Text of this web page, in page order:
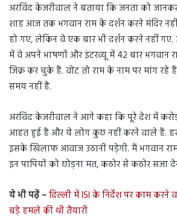
अरविंद केजरीवाल ने बताया कि जनता को
शाह आज तक भगवान राम के दर्शन करने मंदिर
हो गए, लेकिन वे एक बार भी दर्शन करने नहीं
में वे अपने भाषणों और इंटरव्यू में 42 बार भगवान
जिक्र कर चुके हैं. वोट तो राम के नाम पर मांग रहे
समय नहीं है.
अरविंद केजरीवाल ने आगे कहा कि पूरे देश में
आहत हुई हैं और ये लोग कुछ नहीं करने वाले हैं.
इसके खिलाफ आवाज उठानी पड़ेगी. मैं भगवान राम
इन पापियों को छोड़ना मत, कठोर से कठोर सजा
ये भी पढ़ें –दिल्ली में ISI के निर्देश पर काम करने
बड़े हमले की थी तैयारी